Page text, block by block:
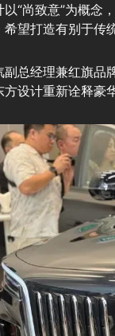
以“尚致意”为概念
望打造有别于传
副总经理兼红旗品
设计重新诠释豪